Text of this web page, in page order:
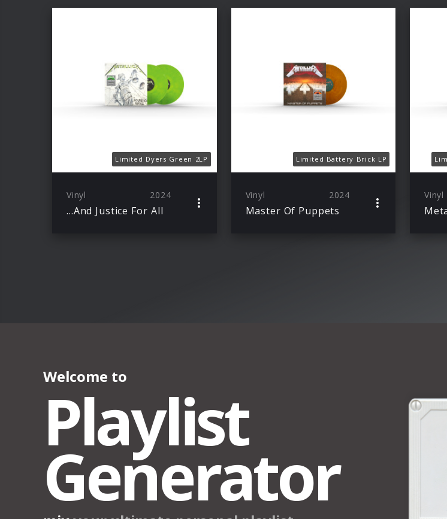
Limited Dyers Green 2LP
Vinyl 2024
…And Justice For All
Limited Battery Brick LP
Vinyl 2024
Master Of Puppets
Vinyl